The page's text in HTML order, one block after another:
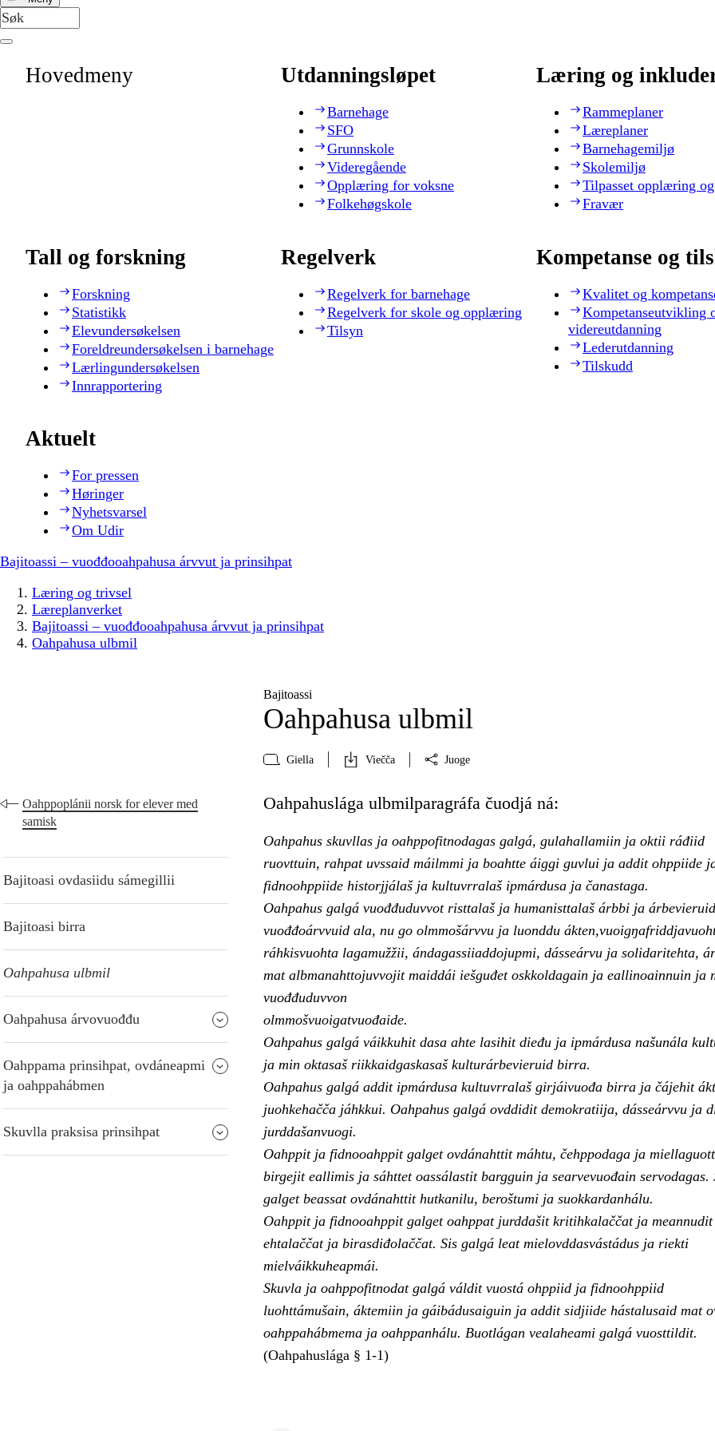
Hovedmeny Utdanningsløpet
Barnehage
SFO
Grunnskole
Videregående
Opplæring for voksne
Folkehøgskole
Læring og
Rammeplaner
Læreplaner
Barnehagemiljø
Skolemiljø
Tilpasset opplæring
Fravær
Tall og forskning
Forskning
Statistikk
Elevundersøkelsen
Foreldreundersøkelsen i barnehage
Lærlingundersøkelsen
Innrapportering
Regelverk
Regelverk for barnehage
Regelverk for skole og opplæring
Tilsyn
Kompetanse og
Kvalitet og
Kompetanseutvikling
videreutdanning
Lederutdanning
Tilskudd
Aktuelt
For pressen
Høringer
Nyhetsvarsel
Om Udir
Bajitoassi – vuođđooahpahusa árvvut ja prinsihpat
Læring og trivsel
Læreplanverket
Bajitoassi – vuođđooahpahusa árvvut ja prinsihpat
Oahpahusa ulbmil
Bajitoassi
Oahpahusa ulbmil
Giella Viečča Juoge
Oahppoplánii norsk for elever med
samisk
Bajitoasi ovdasiidu sámegillii
Bajitoasi birra
Oahpahusa ulbmil
Oahpahusa árvovuođđu
Oahppama prinsihpat, ovdáneapmi
ja oahppahábmen
Skuvlla praksisa prinsihpat
Oahpahuslága ulbmilparagráfa čuodjá ná:
Oahpahus skuvllas ja oahppofitnodagas galgá, gulahallamiin ja oktii ráđiid
ruovttuin, rahpat uvssaid máilmmi ja boahtte áiggi guvlui ja addit ohppiide
fidnoohppiide historjjálaš ja kultuvrralaš ipmárdusa ja čanastaga.
Oahpahus galgá vuođđuduvvot risttalaš ja humanisttalaš árbbi ja árbevieruid
vuođđoárvvuid ala, nu go olmmošárvvu ja luonddu
ráhkisvuohta lagamužžii, ándagassiiaddojupmi, dásseárvu ja solidaritehta,
mat albmanahttojuvvojit maiddái iešguđet oskkoldagain ja eallinoainnuin ja
vuođđuduvvon
olmmošvuoigatvuođaide.
Oahpahus galgá váikkuhit dasa ahte lasihit dieđu ja ipmárdusa našunála
ja min oktasaš riikkaidgaskasaš kulturárbevieruid birra.
Oahpahus galgá addit ipmárdusa kultuvrralaš girjáivuođa birra ja čájehit
juohkehačča jáhkkui. Oahpahus galgá ovddidit demokratiija, dásseárvvu ja
jurddašanvuogi.
Oahppit ja fidnooahppit galget ovdánahttit máhtu, čehppodaga ja
birgejit eallimis ja sáhttet oassálastit bargguin ja searvevuođain servodagas.
galget beassat ovdánahttit hutkanilu, beroštumi ja suokkardanhálu.
Oahppit ja fidnooahppit galget oahppat jurddašit kritihkalaččat ja meannudit
ehtalaččat ja birasdiđolaččat. Sis galgá leat mielovddasvástádus ja riekti
mielváikkuheapmái.
Skuvla ja oahppofitnodat galgá váldit vuostá ohppiid ja fidnoohppiid
luohttámušain, áktemiin ja gáibádusaiguin ja addit sidjiide hástalusaid mat
oahppahábmema ja oahppanhálu. Buotlágan vealaheami galgá vuosttildit.
(Oahpahuslága § 1-1)